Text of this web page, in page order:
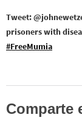
Tweet:
prisoners with
#FreeMumia
Comparte